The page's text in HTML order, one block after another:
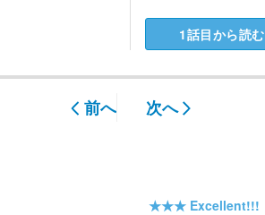
1話目から読む
前へ 次へ
★★★ Excellent!!!